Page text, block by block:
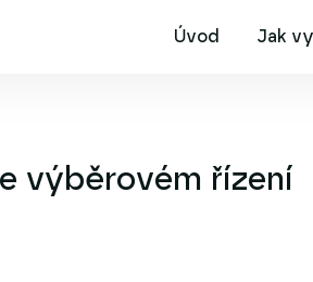
Úvod Jak
výběrovém řízení